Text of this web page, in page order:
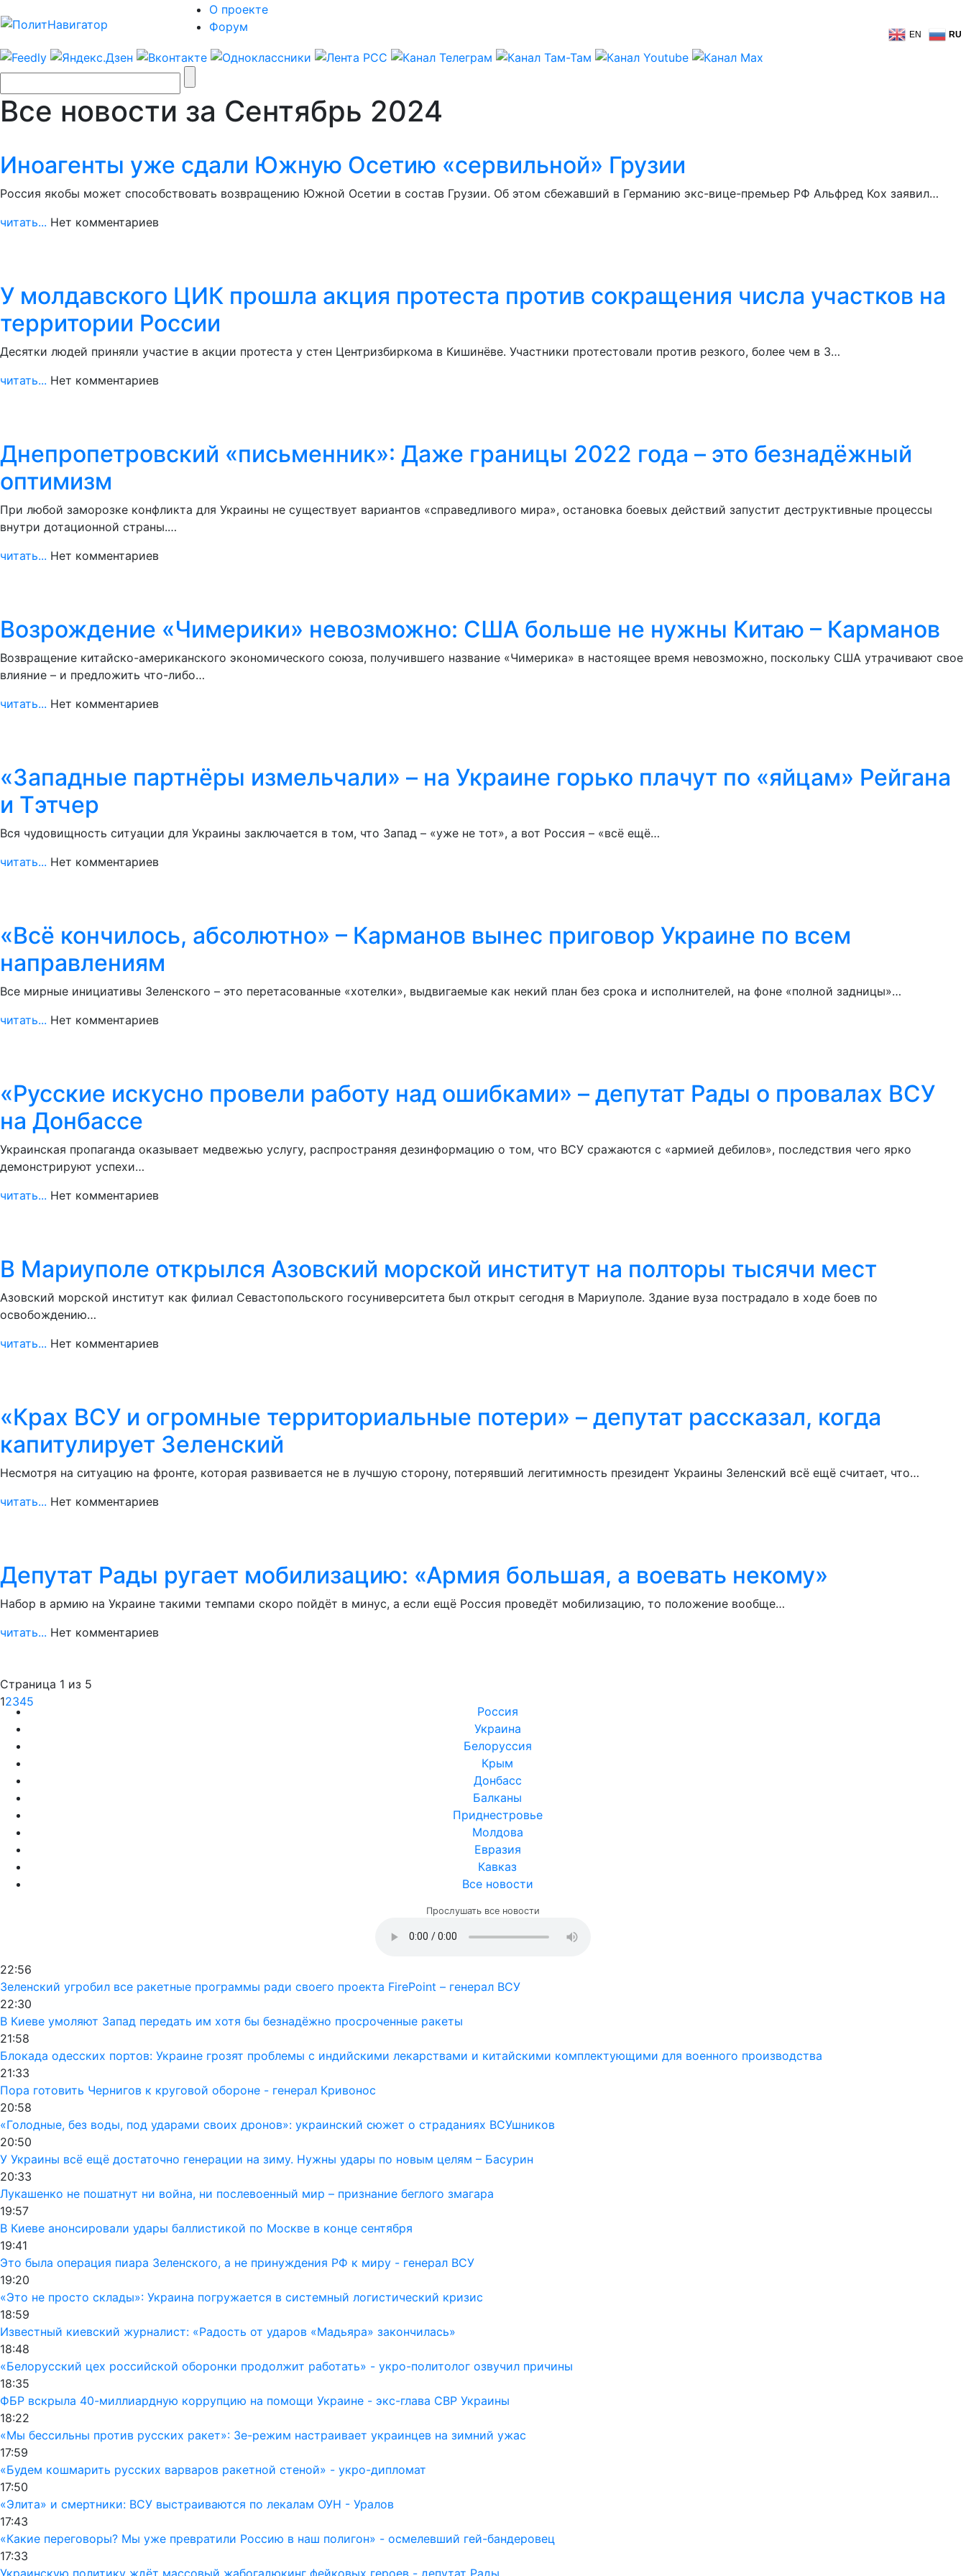
О проекте
Форум
EN RU
Все новости за Сентябрь 2024
Иноагенты уже сдали Южную Осетию «сервильной» Грузии
Россия якобы может способствовать возвращению Южной Осетии в состав Грузии. Об этом сбежавший в Германию экс-вице-премьер РФ Альфред Кох заявил…
читать... Нет комментариев
У молдавского ЦИК прошла акция протеста против сокращения числа участков на
территории России
Десятки людей приняли участие в акции протеста у стен Центризбиркома в Кишинёве. Участники протестовали против резкого, более чем в 3…
читать... Нет комментариев
Днепропетровский «письменник»: Даже границы 2022 года – это безнадёжный
оптимизм
При любой заморозке конфликта для Украины не существует вариантов «справедливого мира», остановка боевых действий запустит деструктивные процессы
внутри дотационной страны.…
читать... Нет комментариев
Возрождение «Чимерики» невозможно: США больше не нужны Китаю – Карманов
Возвращение китайско-американского экономического союза, получившего название «Чимерика» в настоящее время невозможно, поскольку США утрачивают свое
влияние – и предложить что-либо…
читать... Нет комментариев
«Западные партнёры измельчали» – на Украине горько плачут по «яйцам» Рейгана
и Тэтчер
Вся чудовищность ситуации для Украины заключается в том, что Запад – «уже не тот», а вот Россия – «всё ещё…
читать... Нет комментариев
«Всё кончилось, абсолютно» – Карманов вынес приговор Украине по всем
направлениям
Все мирные инициативы Зеленского – это перетасованные «хотелки», выдвигаемые как некий план без срока и исполнителей, на фоне «полной задницы»…
читать... Нет комментариев
«Русские искусно провели работу над ошибками» – депутат Рады о провалах ВСУ
на Донбассе
Украинская пропаганда оказывает медвежью услугу, распространяя дезинформацию о том, что ВСУ сражаются с «армией дебилов», последствия чего ярко
демонстрируют успехи…
читать... Нет комментариев
В Мариуполе открылся Азовский морской институт на полторы тысячи мест
Азовский морской институт как филиал Севастопольского госуниверситета был открыт сегодня в Мариуполе. Здание вуза пострадало в ходе боев по
освобождению…
читать... Нет комментариев
«Крах ВСУ и огромные территориальные потери» – депутат рассказал, когда
капитулирует Зеленский
Несмотря на ситуацию на фронте, которая развивается не в лучшую сторону, потерявший легитимность президент Украины Зеленский всё ещё считает, что…
читать... Нет комментариев
Депутат Рады ругает мобилизацию: «Армия большая, а воевать некому»
Набор в армию на Украине такими темпами скоро пойдёт в минус, а если ещё Россия проведёт мобилизацию, то положение вообще…
читать... Нет комментариев
Страница 1 из 5
12345
Россия
Украина
Белоруссия
Крым
Донбасс
Балканы
Приднестровье
Молдова
Евразия
Кавказ
Все новости
Прослушать все новости
22:56
Зеленский угробил все ракетные программы ради своего проекта FirePoint – генерал ВСУ
22:30
В Киеве умоляют Запад передать им хотя бы безнадёжно просроченные ракеты
21:58
Блокада одесских портов: Украине грозят проблемы с индийскими лекарствами и китайскими комплектующими для военного производства
21:33
Пора готовить Чернигов к круговой обороне - генерал Кривонос
20:58
«Голодные, без воды, под ударами своих дронов»: украинский сюжет о страданиях ВСУшников
20:50
У Украины всё ещё достаточно генерации на зиму. Нужны удары по новым целям – Басурин
20:33
Лукашенко не пошатнут ни война, ни послевоенный мир – признание беглого змагара
19:57
В Киеве анонсировали удары баллистикой по Москве в конце сентября
19:41
Это была операция пиара Зеленского, а не принуждения РФ к миру - генерал ВСУ
19:20
«Это не просто склады»: Украина погружается в системный логистический кризис
18:59
Известный киевский журналист: «Радость от ударов «Мадьяра» закончилась»
18:48
«Белорусский цех российской оборонки продолжит работать» - укро-политолог озвучил причины
18:35
ФБР вскрыла 40-миллиардную коррупцию на помощи Украине - экс-глава СВР Украины
18:22
«Мы бессильны против русских ракет»: Зе-режим настраивает украинцев на зимний ужас
17:59
«Будем кошмарить русских варваров ракетной стеной» - укро-дипломат
17:50
«Элита» и смертники: ВСУ выстраиваются по лекалам ОУН - Уралов
17:43
«Какие переговоры? Мы уже превратили Россию в наш полигон» - осмелевший гей-бандеровец
17:33
Украинскую политику ждёт массовый жабогадюкинг фейковых героев - депутат Рады